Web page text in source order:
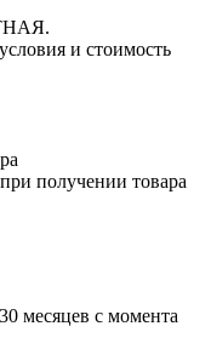
и стоимость
получении товара
месяцев с момента